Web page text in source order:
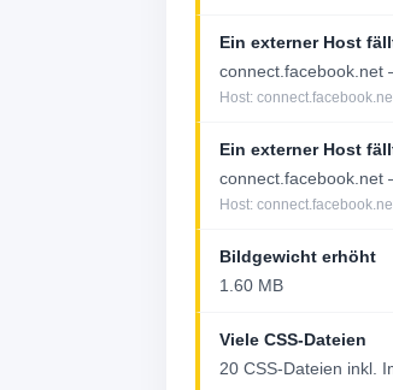
Ein externer Host
connect.facebook.net
Host:
Ein externer Host
connect.facebook.net
Host:
Bildgewicht erhöht
1.60 MB
Viele CSS-Dateien
20 CSS-Dateien inkl.